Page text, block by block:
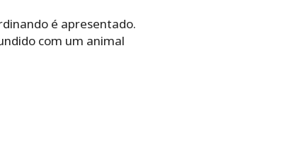
é apresentado.
com um animal